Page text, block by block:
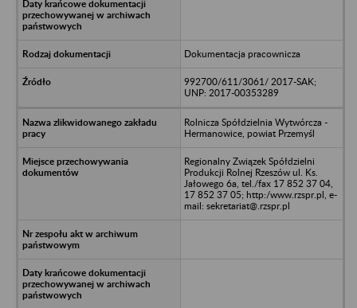
Dokumentacja pracownicza
992700/611/3061/ 2017-SAK;
UNP: 2017-00353289
Rolnicza Spółdzielnia Wytwórcza -
Hermanowice, powiat Przemyśl
Regionalny Związek Spółdzielni
Produkcji Rolnej Rzeszów ul. Ks.
Jałowego 6a, tel./fax 17 852 37 04,
17 852 37 05; http:/www.rzspr.pl, e-
mail: sekretariat@.rzspr.pl